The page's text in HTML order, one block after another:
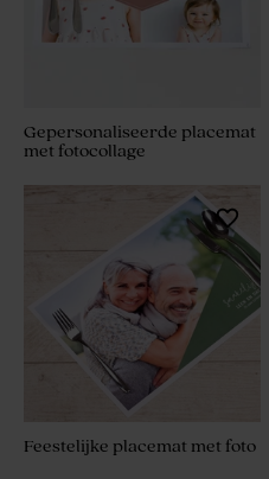
Gepersonaliseerde placemat
met fotocollage
Feestelijke placemat met foto